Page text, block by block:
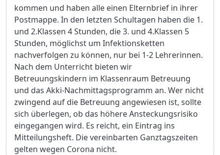
kommen und haben alle einen Elternbrief in ihrer
Postmappe. In den letzten Schultagen haben die 1.
und 2.Klassen 4 Stunden, die 3. und 4.Klassen 5
Stunden, möglichst um Infektionsketten
nachverfolgen zu können, nur bei 1-2 Lehrerinnen.
Nach dem Unterricht bieten wir
Betreuungskindern im Klassenraum Betreuung
und das Akki-Nachmittagsprogramm an. Wer nicht
zwingend auf die Betreuung angewiesen ist, sollte
sich überlegen, ob das höhere Ansteckungsrisiko
eingegangen wird. Es reicht, ein Eintrag ins
Mitteilungsheft. Die vereinbarten Ganztagszeiten
gelten wegen Corona nicht.